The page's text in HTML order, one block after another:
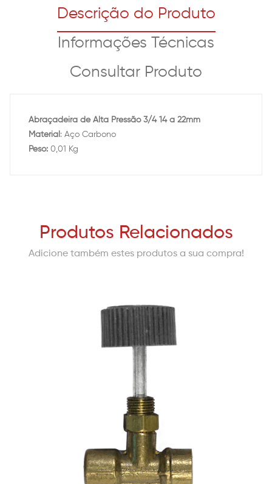
Descrição do Produto
Informações Técnicas
Consultar Produto
Abraçadeira de Alta Pressão 3/4 14 a 22mm
Material : Aço Carbono
Peso: 0,01 Kg
Produtos Relacionados
Adicione também estes produtos a sua compra!